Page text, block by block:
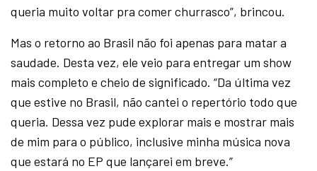
queria muito voltar pra comer churrasco”, brincou.
Mas o retorno ao Brasil não foi apenas para matar a
saudade. Desta vez, ele veio para entregar um show
mais completo e cheio de significado. “Da última vez
que estive no Brasil, não cantei o repertório todo que
queria. Dessa vez pude explorar mais e mostrar mais
de mim para o público, inclusive minha música nova
que estará no EP que lançarei em breve.”